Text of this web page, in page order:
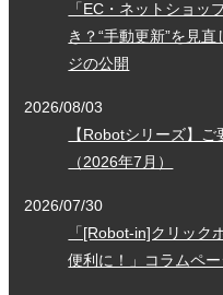
「EC・ネットショッ
き？“手動更新”を見
ジの公開
2026/08/03
【Robotシリーズ】
（2026年7月）
2026/07/30
「[Robot-in]クリック
便利に！」コラムペ